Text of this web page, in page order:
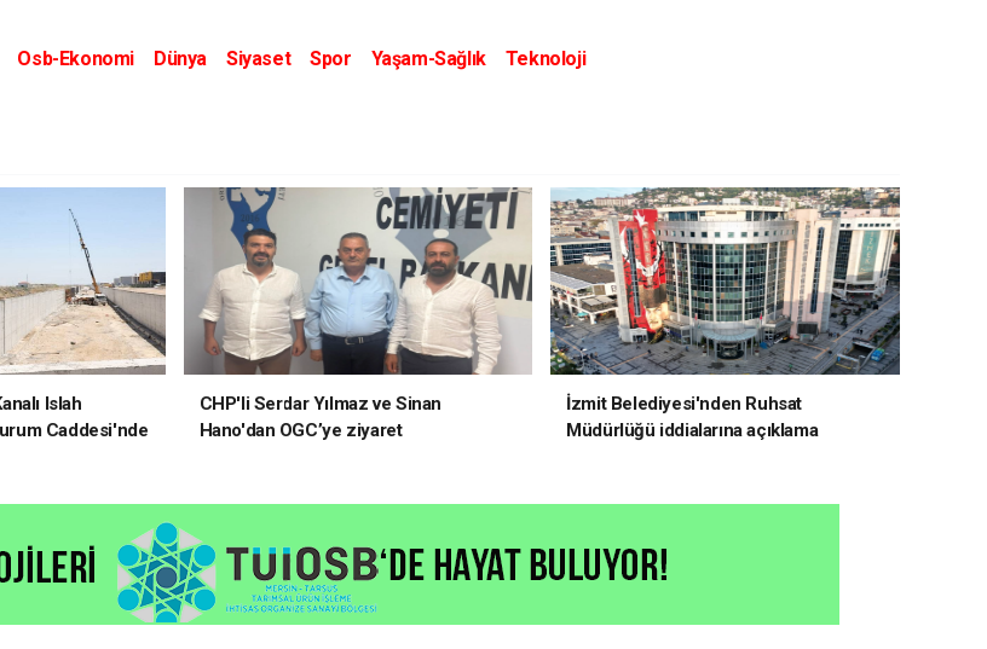
Osb-Ekonomi Dünya Siyaset Spor Yaşam-Sağlık
Teknoloji
Islah
Caddesi'nde
CHP'li Serdar Yılmaz ve Sinan
Hano'dan OGC’ye ziyaret
İzmit Belediyesi'nden Ruhsat
Müdürlüğü iddialarına açıklama